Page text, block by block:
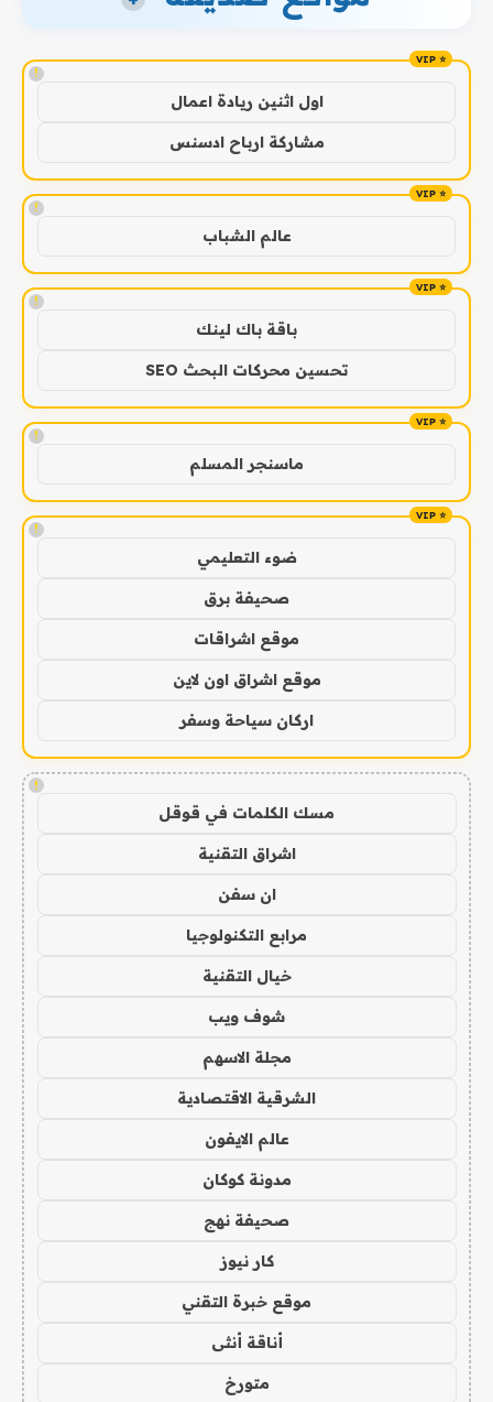
!
اول اثنين ريادة اعمال
مشاركة ارباح ادسنس
!
عالم الشباب
!
باقة باك لينك
تحسين محركات البحث SEO
!
ماسنجر المسلم
!
ضوء التعليمي
صحيفة برق
موقع اشراقات
موقع اشراق اون لاين
اركان سياحة وسفر
!
مسك الكلمات في قوقل
اشراق التقنية
ان سفن
مرابع التكنولوجيا
خيال التقنية
شوف ويب
مجلة الاسهم
الشرقية الاقتصادية
عالم الايفون
مدونة كوكان
صحيفة نهج
كار نيوز
موقع خبرة التقني
أناقة أنثى
متورخ